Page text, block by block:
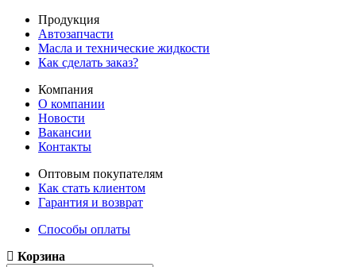
Продукция
Автозапчасти
Масла и технические жидкости
Как сделать заказ?
Компания
О компании
Новости
Вакансии
Контакты
Оптовым покупателям
Как стать клиентом
Гарантия и возврат
Способы оплаты
Корзина